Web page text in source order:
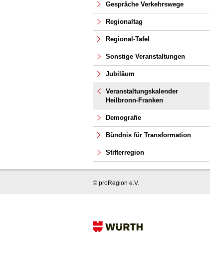
Gespräche Verkehrswege
Regionaltag
Regional-Tafel
Sonstige Veranstaltungen
Jubiläum
Veranstaltungskalender
Heilbronn-Franken
Demografie
Bündnis für Transformation
Stifterregion
© proRegion e.V.